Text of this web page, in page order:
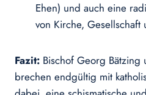
Ehen) und auch eine
von Kirche, Gesellschaft
Fazit: Bischof Georg
brechen endgültig mit